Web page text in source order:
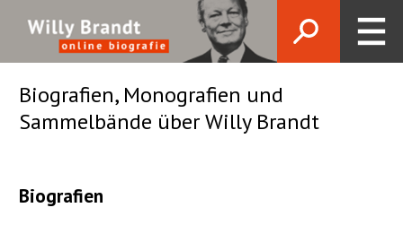
Biografien, Monografien und
Sammelbände über Willy Brandt
Biografien